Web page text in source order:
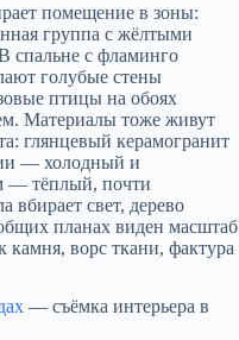
помещение в зоны:
группа с жёлтыми
спальне с фламинго
голубые стены
птицы на обоях
Материалы тоже живут
глянцевый керамогранит
— холодный и
— тёплый, почти
вбирает свет, дерево
планах виден масштаб
ворс ткани, фактура
— съёмка интерьера в